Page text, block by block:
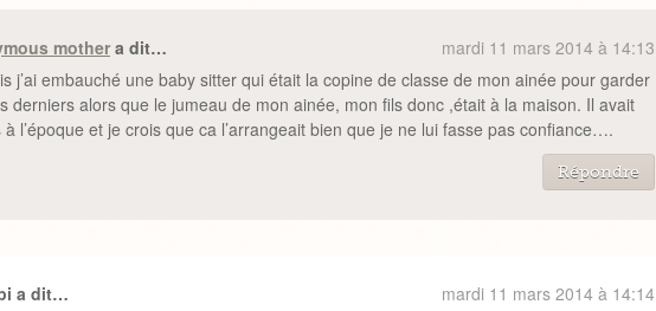
mother a dit…
mardi 11 mars 2014 à 14:13
j’ai embauché une baby sitter qui était la copine de classe de mon ainée pour garder
derniers alors que le jumeau de mon ainée, mon fils donc ,était à la maison. Il avait
à l’époque et je crois que ca l’arrangeait bien que je ne lui fasse pas confiance….
Répondre
a dit…
mardi 11 mars 2014 à 14:14